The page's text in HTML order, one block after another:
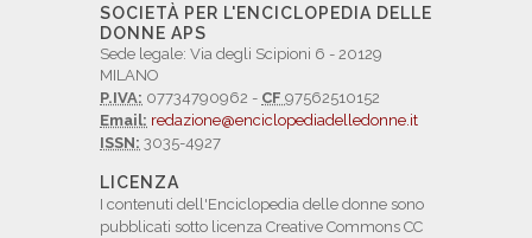
SOCIETÀ PER L'ENCICLOPEDIA DELLE
DONNE APS
Sede legale: Via degli Scipioni 6 - 20129
MILANO
P.IVA: 07734790962 - CF 97562510152
Email: redazione@enciclopediadelledonne.it
ISSN: 3035-4927
LICENZA
I contenuti dell'Enciclopedia delle donne sono
pubblicati sotto licenza Creative Commons CC